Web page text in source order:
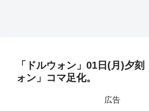
「ドルウォン」01日(月)夕刻
ォン」コマ足化。
広告